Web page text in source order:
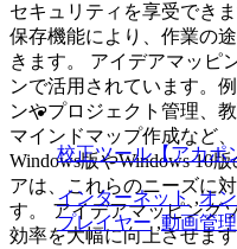
セキュリティを享受でき
保存機能により、作業の
きます。 アイデアマッピ
ンで活用されています。
ンやプロジェクト管理、
マインドマップ作成など
Windows版やWindows 10
アは、これらのニーズに
す。 アイデアマッピング
効率を大幅に向上させま
校正ツール【アカ
インターネット ,オ
プレイヤー,動画管理